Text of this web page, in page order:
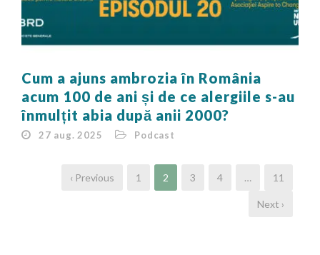
Cum a ajuns ambrozia în România
acum 100 de ani și de ce alergiile s-au
înmulțit abia după anii 2000?
27 aug. 2025 Podcast
‹ Previous 1 2 3 4 … 11
Next ›